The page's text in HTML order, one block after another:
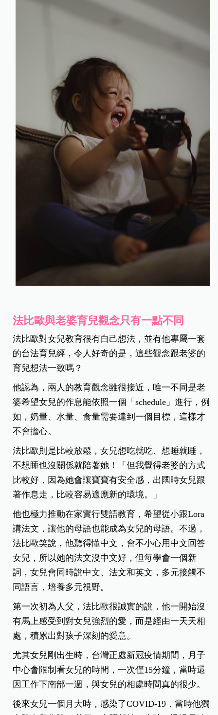
法比歐與老婆育兒觀念只有一點不同
法比歐對女兒教育很有自己想法，並有他專屬一套
的台法育兒經，令人好奇的是，這些觀念跟老婆的
育兒想法一致嗎？
他認為，兩人的教育觀念雖很接近，唯一不同是老
婆希望女兒的作息能依照一個「schedule」進行，例
如，奶量、水量、食量需要達到一個目標，這樣才
不會擔心。
法比歐則是比較放鬆，女兒想吃就吃、想睡就睡，
不想睡也沒關係就陪著她！「但我覺得老婆的方式
比較好，因為她會讓寶寶有安全感，出國時女兒跟
著作息走，比較容易適應新的環境。」
他也極力推動在家實行雙語教育，希望從小跟Lora
講法文，讓他的母語也能成為女兒的母語。不過，
法比歐笑說，他聽得懂中文，會不小心用中文回答
女兒，所以她的法文沒中文好，但每學會一個新
詞，女兒會同時說中文、法文和英文，多元接觸不
同語言，培養多元視野。
第一次初為人父，法比歐很誠實的說，他一開始沒
有馬上感受到對女兒強烈的愛，而是經由一天天相
處，積累出對孩子深刻的愛意。
尤其女兒剛出生時，台灣正處新冠疫情期間，月子
中心會限制看女兒的時間，一次僅15分鐘，當時還
因工作下南部一週，與女兒的相處時間真的很少。
後來女兒一個月大時，感染了COVID-19，當時他獨